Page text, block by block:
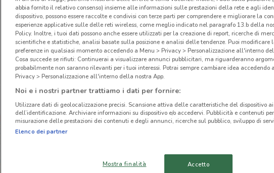
abbia fornito il relativo consenso) insieme alle informazioni sulle prestazioni della rete e agli
dispositivo, possono essere raccolte e condivisi con terze parti per comprendere e migliorare la
esperienze applicative sulle delle reti wireless, come meglio indicato nel paragrafo 13.b della
Policy. Inoltre, i tuoi dati possono anche essere utilizzati per la creazione di report, ricerche di
scientifiche e statistiche, analisi basate sulla posizione e analisi delle tendenze. Puoi modificare
preferenze in qualsiasi momento accedendo a Menu > Privacy > Personalizzazione all'interno
Cosa succede se rifiuti: Continuerai a visualizzare annunci pubblicitari, ma riguarderanno
probabilmente non saranno rilevanti per i tuoi interessi. Potrai sempre cambiare idea accedendo
Privacy > Personalizzazione all'interno della nostra App.
Noi e i nostri partner trattiamo i dati per fornire:
Utilizzare dati di geolocalizzazione precisi. Scansione attiva delle caratteristiche del dispositivo
dell’identificazione. Archiviare informazioni su dispositivo e/o accedervi. Pubblicità e contenuti
misurazione delle prestazioni dei contenuti e degli annunci, ricerche sul pubblico, sviluppo di
Elenco dei partner
Mostra finalità Accetto